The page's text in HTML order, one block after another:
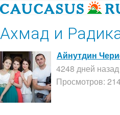
Ахмад и
Айнутдин
4248 дней
Просмотров: